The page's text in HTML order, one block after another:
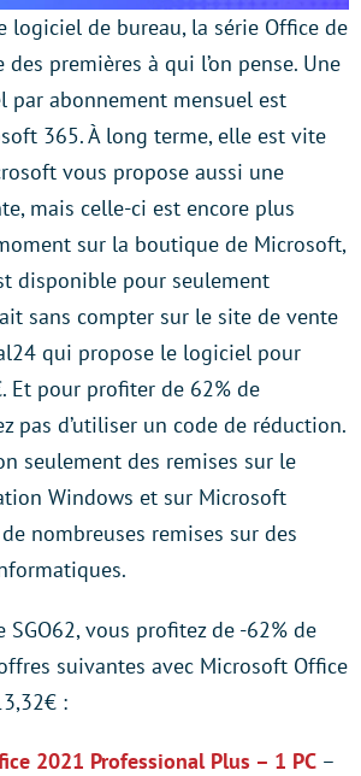
logiciel de bureau, la série Office de
des premières à qui l’on pense. Une
par abonnement mensuel est
365. À long terme, elle est vite
vous propose aussi une
mais celle-ci est encore plus
sur la boutique de Microsoft,
disponible pour seulement
sans compter sur le site de vente
qui propose le logiciel pour
Et pour profiter de 62% de
pas d’utiliser un code de réduction.
seulement des remises sur le
Windows et sur Microsoft
nombreuses remises sur des
SGO62, vous profitez de -62% de
suivantes avec Microsoft Office
:
2021 Professional Plus – 1 PC –